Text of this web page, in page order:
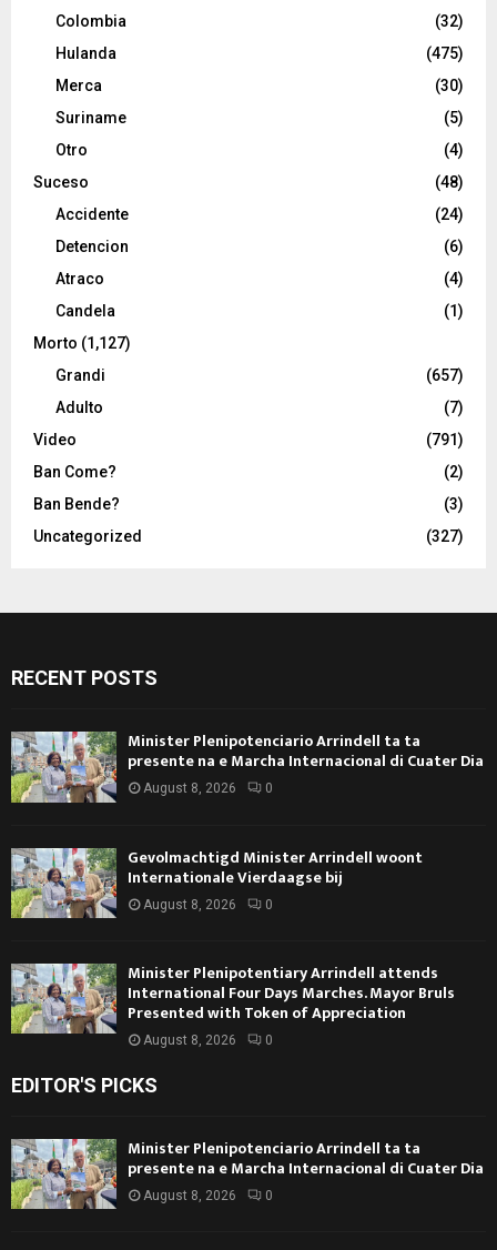
Colombia
(32)
Hulanda
(475)
Merca
(30)
Suriname
(5)
Otro
(4)
Suceso
(48)
Accidente
(24)
Detencion
(6)
Atraco
(4)
Candela
(1)
Morto (1,127)
Grandi
(657)
Adulto
(7)
Video
(791)
Ban Come?
(2)
Ban Bende?
(3)
Uncategorized
(327)
RECENT POSTS
Minister Plenipotenciario Arrindell ta ta
presente na e Marcha Internacional di Cuater Dia
August 8, 2026 0
Gevolmachtigd Minister Arrindell woont
Internationale Vierdaagse bij
August 8, 2026 0
Minister Plenipotentiary Arrindell attends
International Four Days Marches. Mayor Bruls
Presented with Token of Appreciation
August 8, 2026 0
EDITOR'S PICKS
Minister Plenipotenciario Arrindell ta ta
presente na e Marcha Internacional di Cuater Dia
August 8, 2026 0